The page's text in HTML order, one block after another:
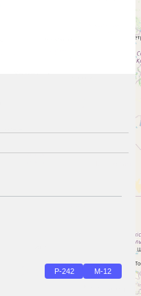
Р-242 М-12